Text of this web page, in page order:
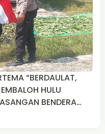
“BERDAULAT,
HULU
BENDERA